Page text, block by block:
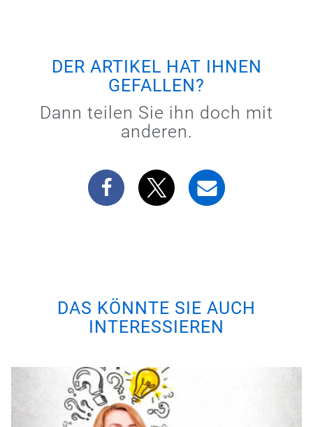
DER ARTIKEL HAT IHNEN
GEFALLEN?
Dann teilen Sie ihn doch mit
anderen.
DAS KÖNNTE SIE AUCH
INTERESSIEREN